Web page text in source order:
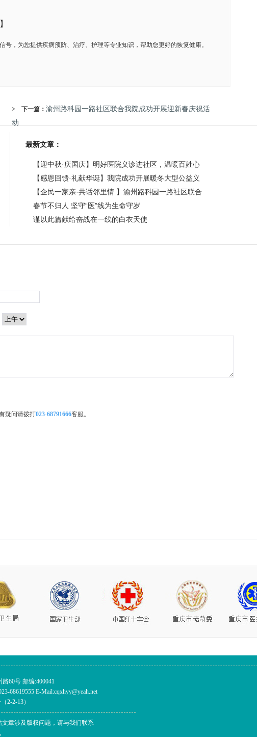
号，为您提供疾病预防、治疗、护理等专业知识，帮助您更好的恢复健康。
> 下一篇： 渝州路科园一路社区联合我院成功开展迎新春庆祝活
动
最新文章：
【迎中秋·庆国庆】明好医院义诊进社区，温暖百姓心
【感恩回馈·礼献华诞】我院成功开展暖冬大型公益义
【企民一家亲·共话邻里情 】渝州路科园一路社区联合
春节不归人 坚守“医”线为生命守岁
谨以此篇献给奋战在一线的白衣天使
疑问请拨打023-68791666客服。
60号 邮编:400041
68619555 E-Mail:cqxhyy@yeah.net
2-2-13）
文章涉及版权问题，请与我们联系